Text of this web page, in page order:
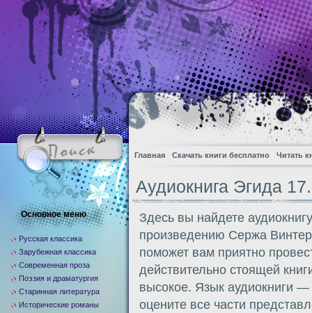
Главная Скачать книги бесплатно Читать
Аудиокнига Эгида
Здесь вы найдете
произведению Сержа
поможет вам приятно
действительно стоящей
высокое. Язык аудиокниги
оцените все части
Основное меню
Русская классика
Зарубежная классика
Современная проза
Поэзия и драматургия
Старинная литература
Исторические романы